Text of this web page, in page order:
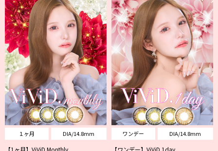
１ヶ月 DIA/14.8mm ワンデー DIA/14.8mm